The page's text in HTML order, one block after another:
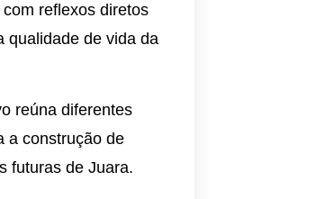
com reflexos diretos
qualidade de vida da
reúna diferentes
a construção de
futuras de Juara.